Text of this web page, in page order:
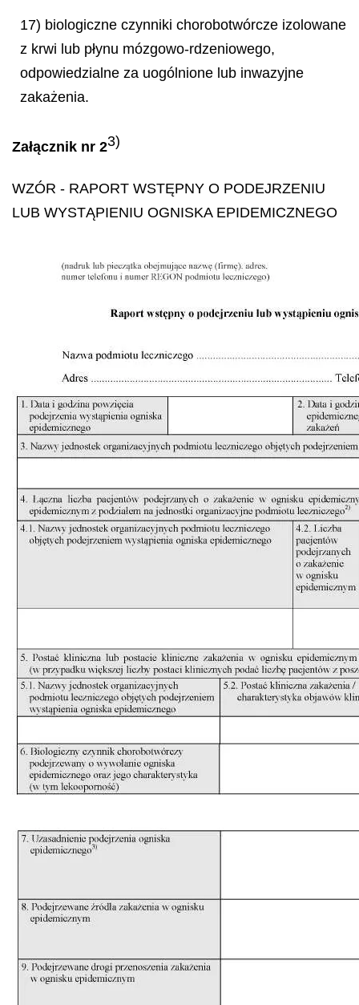
17) biologiczne czynniki chorobotwórcze izolowane
z krwi lub płynu mózgowo-rdzeniowego,
odpowiedzialne za uogólnione lub inwazyjne
zakażenia.
Załącznik nr 23)
WZÓR - RAPORT WSTĘPNY O PODEJRZENIU
LUB WYSTĄPIENIU OGNISKA EPIDEMICZNEGO